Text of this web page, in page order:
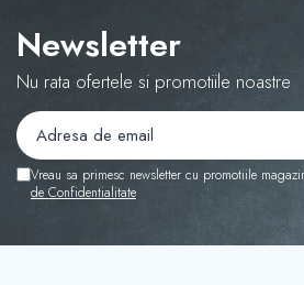
Newsletter
Nu rata ofertele si promotiile noastre
Vreau sa primesc newsletter cu promotiile
de Confidentialitate